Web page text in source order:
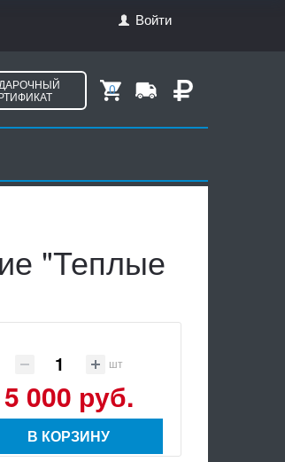
с 10.00 до 18.00, чт. с 10.00 до 20.00,
Войти
0
"Теплые
шт
5 000 руб.
В КОРЗИНУ